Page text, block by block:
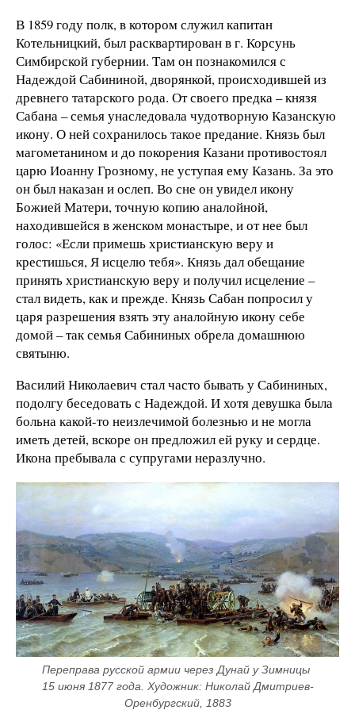
В 1859 году полк, в котором служил капитан
Котельницкий, был расквартирован в г. Корсунь
Симбирской губернии. Там он познакомился с
Надеждой Сабининой, дворянкой, происходившей из
древнего татарского рода. От своего предка – князя
Сабана – семья унаследовала чудотворную Казанскую
икону. О ней сохранилось такое предание. Князь был
магометанином и до покорения Казани противостоял
царю Иоанну Грозному, не уступая ему Казань. За это
он был наказан и ослеп. Во сне он увидел икону
Божией Матери, точную копию аналойной,
находившейся в женском монастыре, и от нее был
голос: «Если примешь христианскую веру и
крестишься, Я исцелю тебя». Князь дал обещание
принять христианскую веру и получил исцеление –
стал видеть, как и прежде. Князь Сабан попросил у
царя разрешения взять эту аналойную икону себе
домой – так семья Сабининых обрела домашнюю
святыню.
Василий Николаевич стал часто бывать у Сабининых,
подолгу беседовать с Надеждой. И хотя девушка была
больна какой-то неизлечимой болезнью и не могла
иметь детей, вскоре он предложил ей руку и сердце.
Икона пребывала с супругами неразлучно.
Переправа русской армии через Дунай у Зимницы
15 июня 1877 года. Художник: Николай Дмитриев-
Оренбургский, 1883